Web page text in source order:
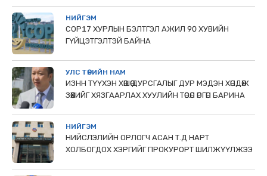
НИЙГЭМ
COP17 ХУРЛЫН БЭЛТГЭЛ АЖИЛ 90 ХУВИЙН
ГҮЙЦЭТГЭЛТЭЙ БАЙНА
УЛС ТӨРИЙН НАМ
ИЗНН ТҮҮХЭН ХӨШӨӨ ДУРСГАЛЫГ ДУР МЭДЭН ХӨНДӨЖ
ЗӨӨХИЙГ ХЯЗГААРЛАХ ХУУЛИЙН ТӨСӨЛ ӨРГӨН БАРИНА
НИЙГЭМ
НИЙСЛЭЛИЙН ОРЛОГЧ АСАН Т.Д НАРТ
ХОЛБОГДОХ ХЭРГИЙГ ПРОКУРОРТ ШИЛЖҮҮЛЖЭЭ